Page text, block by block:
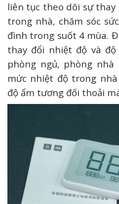
liên tục theo dõi sự thay
trong nhà, chăm sóc
đình trong suốt 4 mùa.
thay đổi nhiệt độ và
phòng ngủ, phòng
mức nhiệt độ trong nhà
độ ẩm tương đối thoải